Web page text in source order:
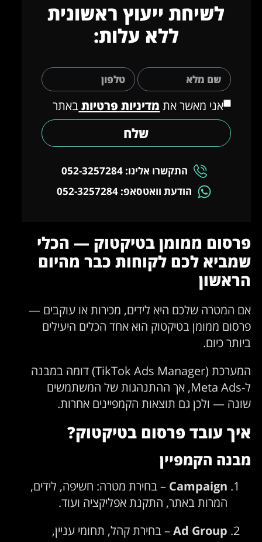
לשיחת ייעוץ ראשונית
ללא עלות:
אני מאשר את מדיניות פרטיותבאתר
שלח
התקשרו אלינו: 052-3257284
הודעת וואטסאפ: 052-3257284
פרסום ממומן בטיקטוק — הכלי
שמביא לכם לקוחות כבר מהיום
הראשון
אם המטרה שלכם היא לידים, מכירות או עוקבים —
פרסום ממומן בטיקטוק הוא אחד הכלים היעילים
ביותר כיום.
המערכת (TikTok Ads Manager) דומה במבנה
ל-Meta Ads, אך ההתנהגות של המשתמשים
שונה — ולכן גם תוצאות הקמפיינים אחרות.
איך עובד פרסום בטיקטוק?
מבנה הקמפיין
Campaign – בחירת מטרה: חשיפה, לידים,
המרות באתר, התקנת אפליקציה ועוד.
Ad Group– בחירת קהל, תחומי עניין,